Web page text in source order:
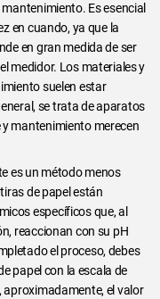
Es esencial
en cuando, ya que la
en gran medida de ser
medidor. Los materiales y
suelen estar
se trata de aparatos
mantenimiento merecen
es un método menos
de papel están
específicos que, al
reaccionan con su pH
el proceso, debes
papel con la escala de
el valor